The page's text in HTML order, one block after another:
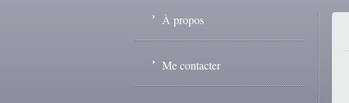
À propos
Me contacter